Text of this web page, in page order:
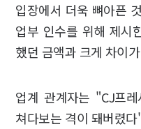
입장에서 더욱 뼈아픈
업부 인수를 위해 제시
했던 금액과 크게 차이
업계 관계자는 "CJ프
쳐다보는 격이 돼버렸